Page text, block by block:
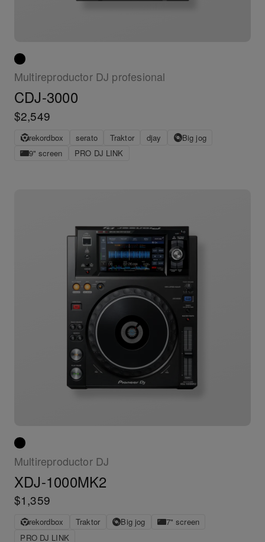
Multireproductor DJ profesional
CDJ-3000
$2,549
rekordbox serato Traktor djay
Big jog
9" screen
PRO DJ LINK
Multireproductor DJ
XDJ-1000MK2
$1,359
rekordbox Traktor Big jog
7" screen
PRO DJ LINK